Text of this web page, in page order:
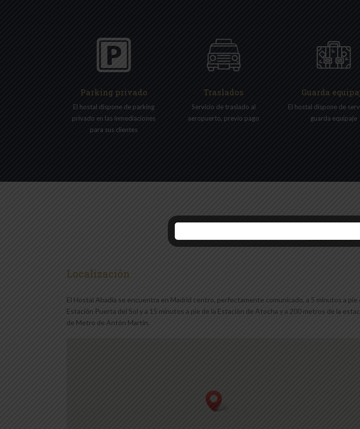
Parking privado
El hostal dispone de parking
privado en las inmediaciones
para sus clientes
Traslados
Servicio de traslado al
aeropuerto, previo pago
Guarda
El hostal dispone de
guarda equipaje
¿Dónde
Localización
El Hostal Abadía se encuentra en Madrid centro, perfectamente comunicado, a 5 minutos a pie
Estación Puerta del Sol y a 15 minutos a pie de la Estación de Atocha y a 200 metros de la
de Metro de Antón Martín.